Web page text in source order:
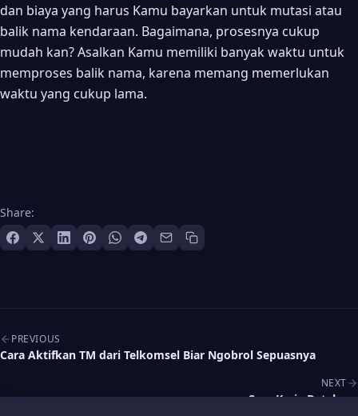
dan biaya yang harus Kamu bayarkan untuk mutasi atau
balik nama kendaraan. Bagaimana, prosesnya cukup
mudah kan? Asalkan Kamu memiliki banyak waktu untuk
memproses balik nama, karena memang memerlukan
waktu yang cukup lama.
Share:
Post navigation
PREVIOUS
Cara Aktifkan TM dari Telkomsel Biar Ngobrol Sepuasnya
NEXT
Cara Kerja Database